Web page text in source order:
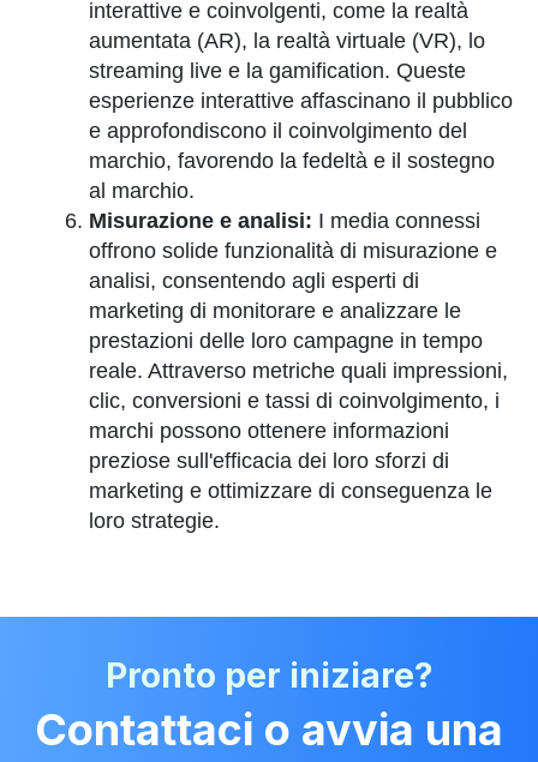
interattive e coinvolgenti, come la realtà
aumentata (AR), la realtà virtuale (VR), lo
streaming live e la gamification. Queste
esperienze interattive affascinano il pubblico
e approfondiscono il coinvolgimento del
marchio, favorendo la fedeltà e il sostegno
al marchio.
Misurazione e analisi: I media connessi
offrono solide funzionalità di misurazione e
analisi, consentendo agli esperti di
marketing di monitorare e analizzare le
prestazioni delle loro campagne in tempo
reale. Attraverso metriche quali impressioni,
clic, conversioni e tassi di coinvolgimento, i
marchi possono ottenere informazioni
preziose sull'efficacia dei loro sforzi di
marketing e ottimizzare di conseguenza le
loro strategie.
Pronto per iniziare?
Contattaci o avvia una